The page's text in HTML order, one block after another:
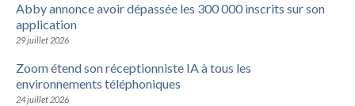
Abby annonce avoir dépassée les 300 000 inscrits sur son
application
29 juillet 2026
Zoom étend son réceptionniste IA à tous les
environnements téléphoniques
24 juillet 2026